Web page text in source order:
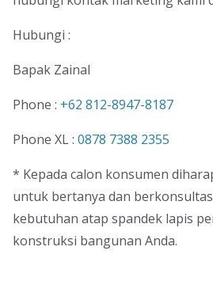
Hubungi :
Bapak Zainal
Phone : +62 812-8947-8187
Phone XL : 0878 7388 2355
* Kepada calon konsumen
untuk bertanya dan
kebutuhan atap spandek lapis
konstruksi bangunan Anda.